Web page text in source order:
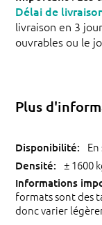
Délai de
livraison en 3
ouvrables ou le
Plus
± 1600
formats sont des
donc varier